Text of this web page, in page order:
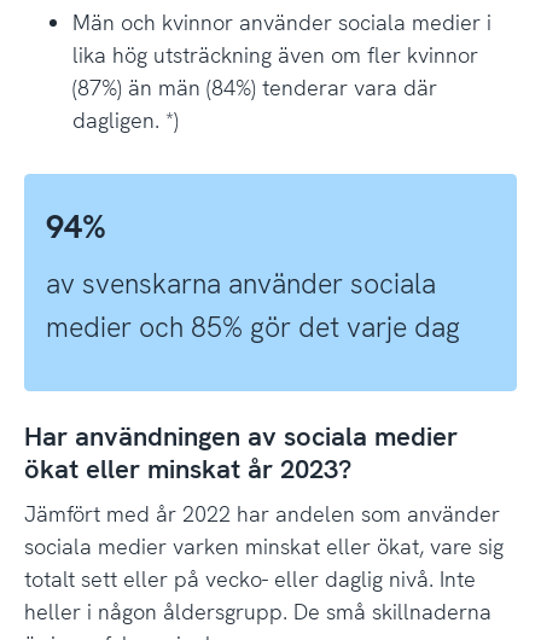
Män och kvinnor använder sociala medier i
lika hög utsträckning även om fler kvinnor
(87%) än män (84%) tenderar vara där
dagligen. *)
94%
av svenskarna använder sociala
medier och 85% gör det varje dag
Har användningen av sociala medier
ökat eller minskat år 2023?
Jämfört med år 2022 har andelen som använder
sociala medier varken minskat eller ökat, vare sig
totalt sett eller på vecko- eller daglig nivå. Inte
heller i någon åldersgrupp. De små skillnaderna